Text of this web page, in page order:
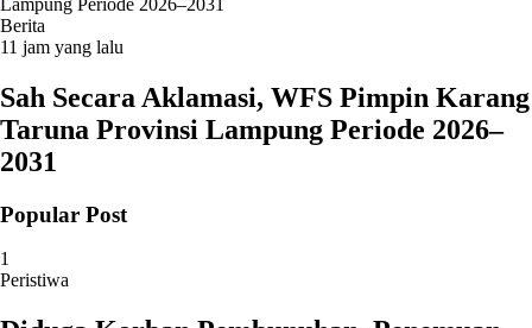
Berita
11 jam yang lalu
Sah Secara Aklamasi, WFS Pimpin Karang
Taruna Provinsi Lampung Periode 2026–
2031
Popular Post
1
Peristiwa